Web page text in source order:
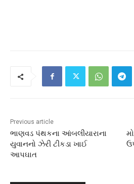
Previous article
ભાણવડ પંથકના આંબલીયારાના
યુવાનનો ઝેરી ટીકડા ખાઈ
આપઘાત